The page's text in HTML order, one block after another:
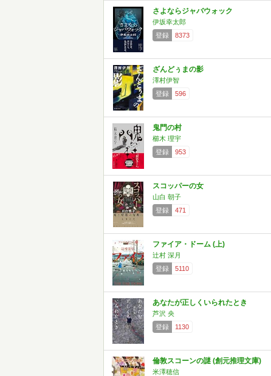
さよならジャバウォック
伊坂幸太郎
登録
8373
ざんどぅまの影
澤村伊智
登録
596
鬼門の村
櫛木 理宇
登録
953
スコッパーの女
山白 朝子
登録
471
ファイア・ドーム (上)
辻村 深月
登録
5110
あなたが正しくいられたとき
芦沢 央
登録
1130
倫敦スコーンの謎 (創元推理文庫)
米澤穂信